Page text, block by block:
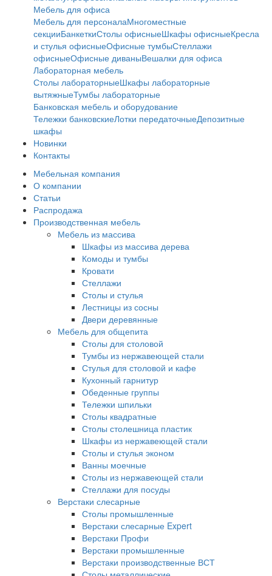
Мебель для офиса
Мебель для персоналаМногоместные
секцииБанкеткиСтолы офисныеШкафы офисныеКресла
и стулья офисныеОфисные тумбыСтеллажи
офисныеОфисные диваныВешалки для офиса
Лабораторная мебель
Столы лабораторныеШкафы лабораторные
вытяжныеТумбы лабораторные
Банковская мебель и оборудование
Тележки банковскиеЛотки передаточныеДепозитные
шкафы
Новинки
Контакты
Мебельная компания
О компании
Статьи
Распродажа
Производственная мебель
Мебель из массива
Шкафы из массива дерева
Комоды и тумбы
Кровати
Стеллажи
Столы и стулья
Лестницы из сосны
Двери деревянные
Мебель для общепита
Столы для столовой
Тумбы из нержавеющей стали
Стулья для столовой и кафе
Кухонный гарнитур
Обеденные группы
Тележки шпильки
Столы квадратные
Столы столешница пластик
Шкафы из нержавеющей стали
Столы и стулья эконом
Ванны моечные
Столы из нержавеющей стали
Стеллажи для посуды
Верстаки слесарные
Столы промышленные
Верстаки слесарные Expert
Верстаки Профи
Верстаки промышленные
Верстаки производственные ВСТ